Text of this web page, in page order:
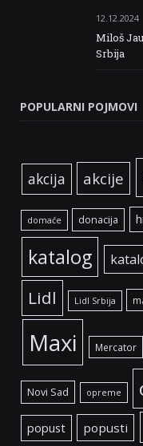
12.12.2024
Miloš
Srbija
POPULARNI POJMOVI
akcija akcije
domaće donacija
katalog
Lidl Lidl Srbija
Maxi Mercator
Novi Sad opreme
popust popusti